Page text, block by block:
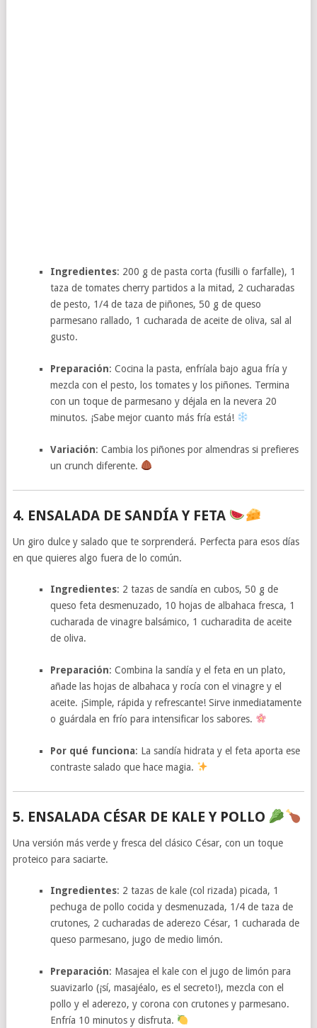
Ingredientes: 200 g de pasta corta (fusilli o farfalle), 1
taza de tomates cherry partidos a la mitad, 2 cucharadas
de pesto, 1/4 de taza de piñones, 50 g de queso
parmesano rallado, 1 cucharada de aceite de oliva, sal al
gusto.
Preparación: Cocina la pasta, enfríala bajo agua fría y
mezcla con el pesto, los tomates y los piñones. Termina
con un toque de parmesano y déjala en la nevera 20
minutos. ¡Sabe mejor cuanto más fría está!
Variación: Cambia los piñones por almendras si prefieres
un crunch diferente.
4. ENSALADA DE SANDÍA Y FETA
Un giro dulce y salado que te sorprenderá. Perfecta para esos días
en que quieres algo fuera de lo común.
Ingredientes: 2 tazas de sandía en cubos, 50 g de
queso feta desmenuzado, 10 hojas de albahaca fresca, 1
cucharada de vinagre balsámico, 1 cucharadita de aceite
de oliva.
Preparación: Combina la sandía y el feta en un plato,
añade las hojas de albahaca y rocía con el vinagre y el
aceite. ¡Simple, rápida y refrescante! Sirve inmediatamente
o guárdala en frío para intensificar los sabores.
Por qué funciona: La sandía hidrata y el feta aporta ese
contraste salado que hace magia.
5. ENSALADA CÉSAR DE KALE Y POLLO
Una versión más verde y fresca del clásico César, con un toque
proteico para saciarte.
Ingredientes: 2 tazas de kale (col rizada) picada, 1
pechuga de pollo cocida y desmenuzada, 1/4 de taza de
crutones, 2 cucharadas de aderezo César, 1 cucharada de
queso parmesano, jugo de medio limón.
Preparación: Masajea el kale con el jugo de limón para
suavizarlo (¡sí, masajéalo, es el secreto!), mezcla con el
pollo y el aderezo, y corona con crutones y parmesano.
Enfría 10 minutos y disfruta.